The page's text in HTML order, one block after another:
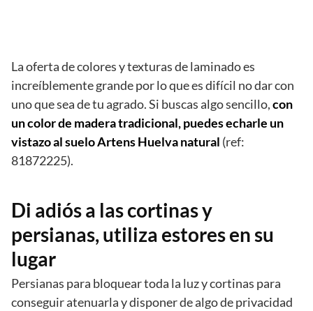
La oferta de colores y texturas de laminado es
increíblemente grande por lo que es difícil no dar con
uno que sea de tu agrado. Si buscas algo sencillo,con
un color de madera tradicional, puedes echarle un
vistazo al suelo Artens Huelva natural (ref:
81872225).
Di adiós a las cortinas y
persianas, utiliza estores en su
lugar
Persianas para bloquear toda la luz y cortinas para
conseguir atenuarla y disponer de algo de privacidad